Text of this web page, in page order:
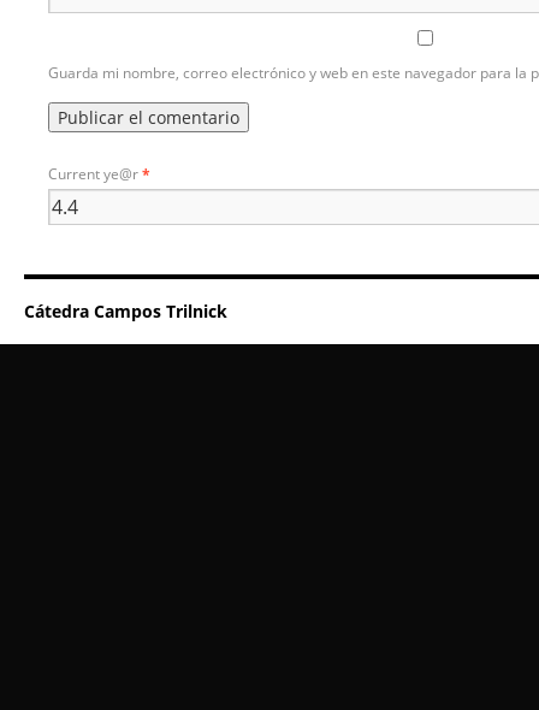
Guarda mi nombre, correo electrónico y web en este navegador para la
Current ye@r*
Cátedra Campos Trilnick